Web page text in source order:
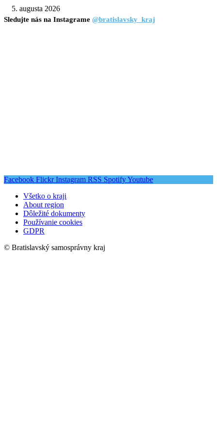
5. augusta 2026
Sledujte nás na Instagrame @bratislavsky_kraj
Facebook Flickr Instagram RSS SpotifyYoutube
Všetko o kraji
About region
Dôležité dokumenty
Používanie cookies
GDPR
© Bratislavský samosprávny kraj